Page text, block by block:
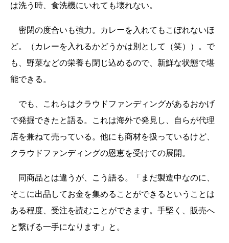
は洗う時、食洗機にいれても壊れない。
密閉の度合いも強力。カレーを入れてもこぼれないほ
ど。（カレーを入れるかどうかは別として（笑））。で
も、野菜などの栄養も閉じ込めるので、新鮮な状態で堪
能できる。
でも、これらはクラウドファンディングがあるおかげ
で発掘できたと語る。これは海外で発見し、自らが代理
店を兼ねて売っている。他にも商材を扱っているけど、
クラウドファンディングの恩恵を受けての展開。
同商品とは違うが、こう語る。「まだ製造中なのに、
そこに出品してお金を集めることができるということは
ある程度、受注を読むことができます。手堅く、販売へ
と繋げる一手になります」と。